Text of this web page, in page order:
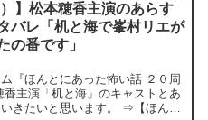
】松本穂香主演のあらす
バレ「机と海で峯村リエが
の番です」
『ほんとにあった怖い話 ２０周
主演「机と海」のキャストとあ
と思います。 ⇒【ほんと